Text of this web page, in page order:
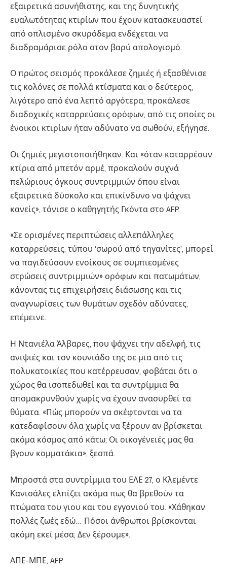
εξαιρετικά ασυνήθιστης, και της δυνητικής
ευαλωτότητας κτιρίων που έχουν κατασκευαστεί
από οπλισμένο σκυρόδεμα ενδέχεται να
διαδραμάρισε ρόλο στον βαρύ απολογισμό.
Ο πρώτος σεισμός προκάλεσε ζημιές ή εξασθένισε
τις κολόνες σε πολλά κτίσματα και ο δεύτερος,
λιγότερο από ένα λεπτό αργότερα, προκάλεσε
διαδοχικές καταρρεύσεις ορόφων, από τις οποίες οι
ένοικοι κτιρίων ήταν αδύνατο να σωθούν, εξήγησε.
Οι ζημιές μεγιστοποιήθηκαν. Και «όταν καταρρέουν
κτίρια από μπετόν αρμέ, προκαλούν συχνά
πελώριους όγκους συντριμμιών όπου είναι
εξαιρετικά δύσκολο και επικίνδυνο να ψάχνει
κανείς», τόνισε ο καθηγητής Γκόντα στο AFP.
«Σε ορισμένες περιπτώσεις αλλεπάλληλες
καταρρεύσεις, τύπου ‘σωρού από τηγανίτες’, μπορεί
να παγιδεύσουν ενοίκους σε συμπιεσμένες
στρώσεις συντριμμιών» ορόφων και πατωμάτων,
κάνοντας τις επιχειρήσεις διάσωσης και τις
αναγνωρίσεις των θυμάτων σχεδόν αδύνατες,
επέμεινε.
Η Ντανιέλα Άλβαρες, που ψάχνει την αδελφή, τις
ανιψιές και τον κουνιάδο της σε μια από τις
πολυκατοικίες που κατέρρευσαν, φοβάται ότι ο
χώρος θα ισοπεδωθεί και τα συντρίμμια θα
απομακρυνθούν χωρίς να έχουν ανασυρθεί τα
θύματα. «Πώς μπορούν να σκέφτονται να τα
κατεδαφίσουν όλα χωρίς να ξέρουν αν βρίσκεται
ακόμα κόσμος από κάτω; Οι οικογένειές μας θα
βγουν κομματάκια», ξεσπά.
Μπροστά στα συντρίμμια του ΕΛΕ 27, ο Κλεμέντε
Κανισάλες ελπίζει ακόμα πως θα βρεθούν τα
πτώματα του γιου και του εγγονιού του. «Χάθηκαν
πολλές ζωές εδώ… Πόσοι άνθρωποι βρίσκονται
ακόμη εκεί μέσα; Δεν ξέρουμε».
ΑΠΕ-ΜΠΕ, AFP